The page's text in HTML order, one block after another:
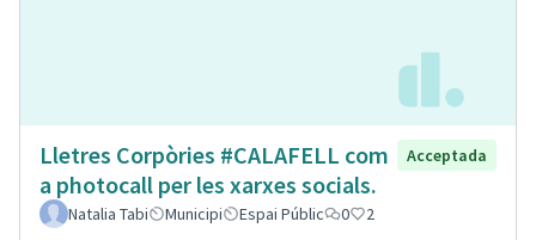
Lletres Corpòries #CALAFELL com
a photocall per les xarxes socials.
Acceptada
Natalia Tabi Municipi Espai Públic 0 2